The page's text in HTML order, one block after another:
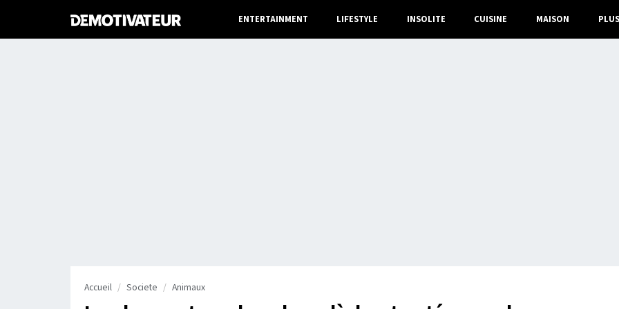
ENTERTAINMENT LIFESTYLE INSOLITE CUISINE MAISON PLUS
Accueil Societe Animaux